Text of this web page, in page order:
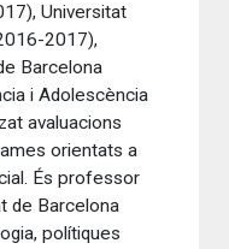
Universitat
2017),
Barcelona
i Adolescència
avaluacions
orientats a
És professor
de Barcelona
polítiques